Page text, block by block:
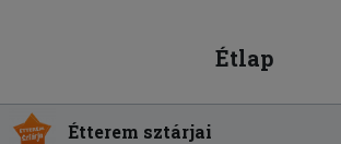
Étlap
Étterem sztárjai